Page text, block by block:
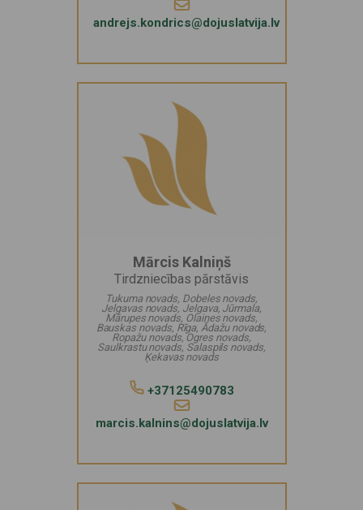
andrejs.kondrics@dojuslatvija.lv
Mārcis Kalniņš
Tirdzniecības pārstāvis
Tukuma novads, Dobeles novads,
Jelgavas novads, Jelgava, Jūrmala,
Mārupes novads, Olaines novads,
Bauskas novads, Rīga, Ādažu novads,
Ropažu novads, Ogres novads,
Saulkrastu novads, Salaspils novads,
Ķekavas novads
+37125490783
marcis.kalnins@dojuslatvija.lv